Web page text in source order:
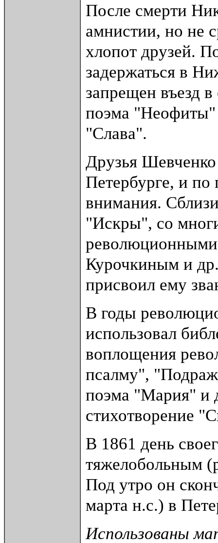
После смерти
амнистии, но не
хлопот друзей.
задержаться в
запрещен въезд
поэма
"Слава".
Друзья
Петербурге, и по
внимания.
"Искры", со
Курочкиным и
присвоил ему
В годы
использовал
воплощения
псалму",
поэма "Мария" и
стихотворение
В 1861 день
тяжелобольным
Под утро он
марта н.с.) в
Использованы